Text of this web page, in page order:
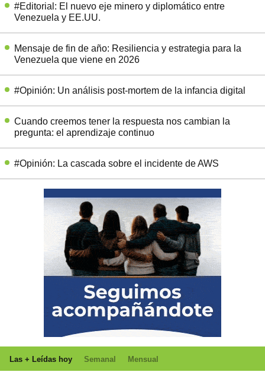
#Editorial: El nuevo eje minero y diplomático entre
Venezuela y EE.UU.
Mensaje de fin de año: Resiliencia y estrategia para la
Venezuela que viene en 2026
#Opinión: Un análisis post-mortem de la infancia digital
Cuando creemos tener la respuesta nos cambian la
pregunta: el aprendizaje continuo
#Opinión: La cascada sobre el incidente de AWS
Las + Leídas hoy Semanal Mensual